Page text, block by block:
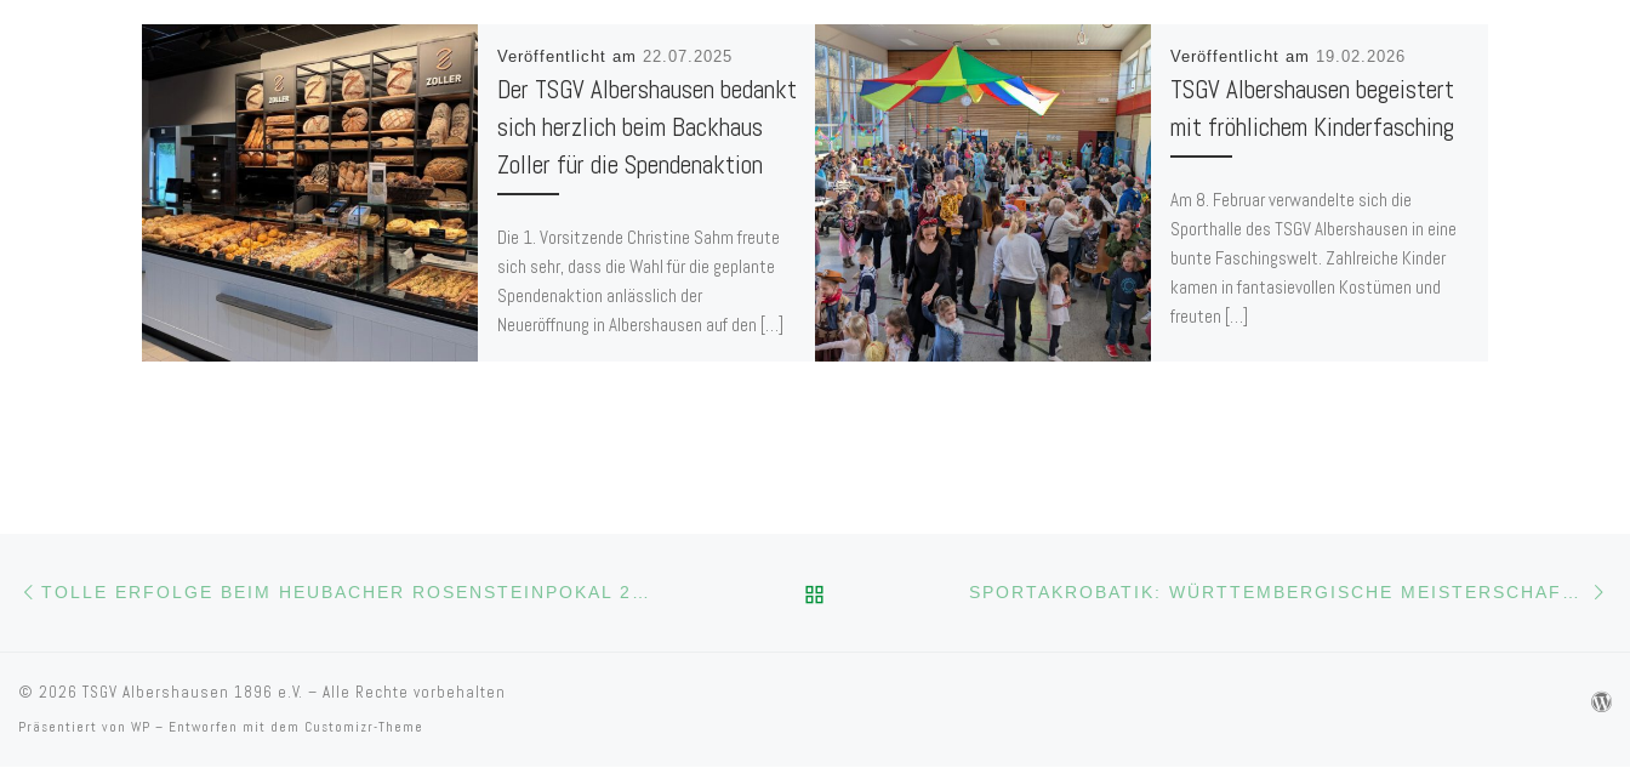
Veröffentlicht am 22.07.2025
Der TSGV Albershausen bedankt
sich herzlich beim Backhaus
Zoller für die Spendenaktion
Die 1. Vorsitzende Christine Sahm freute
sich sehr, dass die Wahl für die geplante
Spendenaktion anlässlich der
Neueröffnung in Albershausen auf den […]
Veröffentlicht am 19.02.2026
TSGV Albershausen begeistert
mit fröhlichem Kinderfasching
Am 8. Februar verwandelte sich die
Sporthalle des TSGV Albershausen in eine
bunte Faschingswelt. Zahlreiche Kinder
kamen in fantasievollen Kostümen und
freuten […]
Beitragsnavigation ZURÜCK ZUR BEITRAGSLISTE
© 2026 TSGV Albershausen 1896 e.V. – Alle Rechte vorbehalten
Präsentiert von WP – Entworfen mit dem Customizr-Theme